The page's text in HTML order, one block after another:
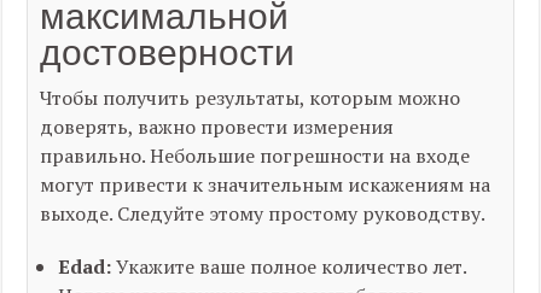
максимальной
достоверности
Чтобы получить результаты, которым можно
доверять, важно провести измерения
правильно. Небольшие погрешности на входе
могут привести к значительным искажениям на
выходе. Следуйте этому простому руководству.
Edad:Укажите ваше полное количество лет.